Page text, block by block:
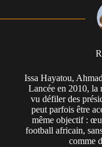
Issa Hayatou,
Lancée en 2010, la
vu défiler des
peut parfois être
même objectif :
football africain,
comme